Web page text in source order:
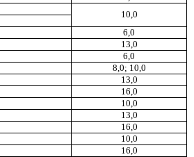
10,0
6,0
13,0
6,0
8,0; 10,0
13,0
16,0
10,0
13,0
16,0
10,0
16,0